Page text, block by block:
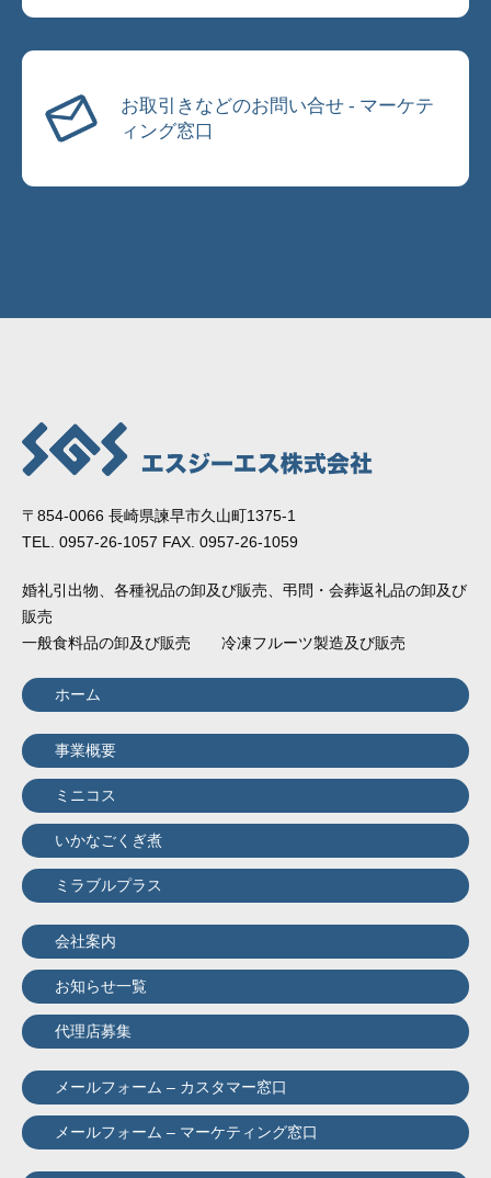
お取引きなどのお問い合せ - マーケテ
ィング窓口
〒854-0066 長崎県諫早市久山町1375-1
TEL. 0957-26-1057 FAX. 0957-26-1059
婚礼引出物、各種祝品の卸及び販売、弔問・会葬返礼品の卸及び
販売
一般食料品の卸及び販売 冷凍フルーツ製造及び販売
ホーム
事業概要
ミニコス
いかなごくぎ煮
ミラブルプラス
会社案内
お知らせ一覧
代理店募集
メールフォーム – カスタマー窓口
メールフォーム – マーケティング窓口